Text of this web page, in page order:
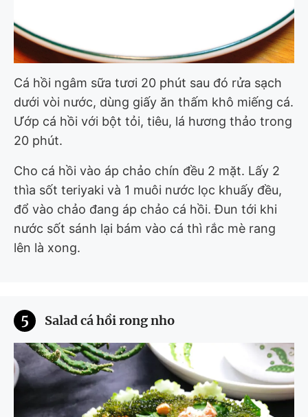
Cá hồi ngâm sữa tươi 20 phút sau đó rửa sạch
dưới vòi nước, dùng giấy ăn thấm khô miếng cá.
Ướp cá hồi với bột tỏi, tiêu, lá hương thảo trong
20 phút.
Cho cá hồi vào áp chảo chín đều 2 mặt. Lấy 2
thìa sốt teriyaki và 1 muôi nước lọc khuấy đều,
đổ vào chảo đang áp chảo cá hồi. Đun tới khi
nước sốt sánh lại bám vào cá thì rắc mè rang
lên là xong.
5 Salad cá hồi rong nho